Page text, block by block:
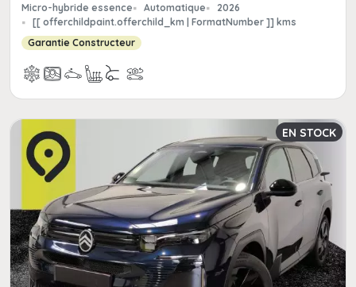
Micro-hybride essence Automatique
2026
[[ offerchildpaint.offerchild_km | FormatNumber ]] kms
Garantie Constructeur
EN STOCK